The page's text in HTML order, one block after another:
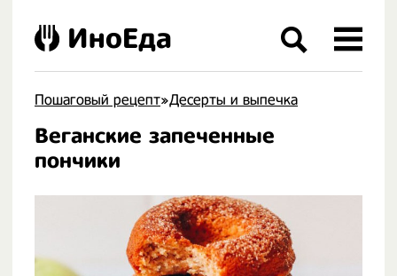
Пошаговый рецепт»Десерты и выпечка
Веганские запеченные
пончики
ИноЕда